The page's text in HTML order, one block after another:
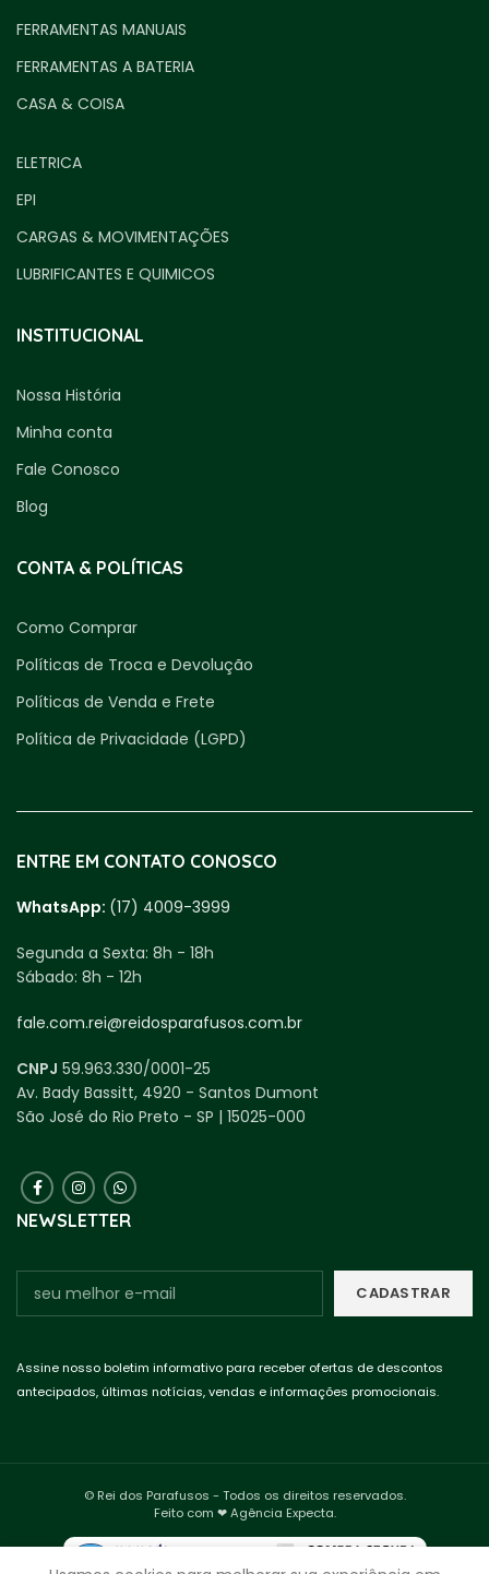
FERRAMENTAS MANUAIS
FERRAMENTAS A BATERIA
CASA & COISA
ELETRICA
EPI
CARGAS & MOVIMENTAÇÕES
LUBRIFICANTES E QUIMICOS
INSTITUCIONAL
Nossa História
Minha conta
Fale Conosco
Blog
CONTA & POLÍTICAS
Como Comprar
Políticas de Troca e Devolução
Políticas de Venda e Frete
Política de Privacidade (LGPD)
ENTRE EM CONTATO CONOSCO
WhatsApp: (17) 4009-3999
Segunda a Sexta: 8h - 18h
Sábado: 8h - 12h
fale.com.rei@reidosparafusos.com.br
CNPJ 59.963.330/0001-25
Av. Bady Bassitt, 4920 - Santos Dumont
São José do Rio Preto - SP | 15025-000
NEWSLETTER
Assine nosso boletim informativo para receber ofertas de descontos
antecipados, últimas notícias, vendas e informações promocionais.
© Rei dos Parafusos - Todos os direitos reservados.
Feito com ❤ Agência Expecta.